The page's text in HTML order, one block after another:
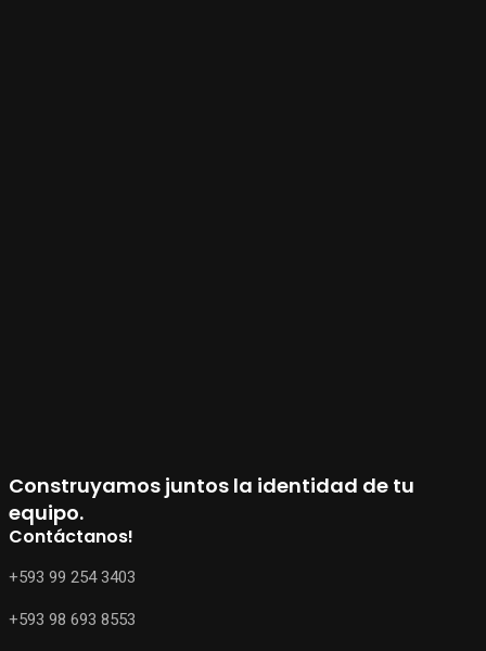
Construyamos juntos la identidad de tu
equipo.
Contáctanos!
+593 99 254 3403
+593 98 693 8553